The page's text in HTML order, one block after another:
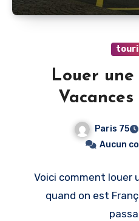
Louer
Vacances
Paris 75
Aucun
Voici comment louer
quand on est